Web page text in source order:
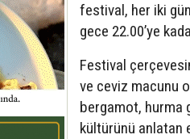
festival, her iki
gece 22.00’ye
Festival
ve ceviz macunu
bergamot, hurma
kültürünü anlatan